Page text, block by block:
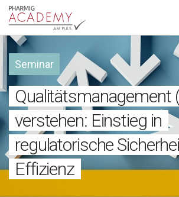
Hauptnavigation
Seminar
Qualitätsmanagement
verstehen: Einstieg in
regulatorische
Effizienz